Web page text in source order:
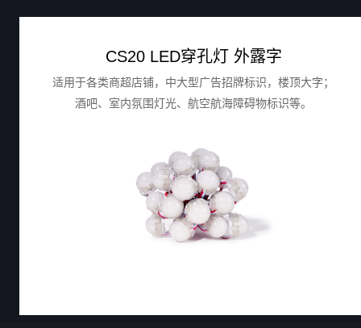
CS20 LED穿孔灯 外露字
适用于各类商超店铺，中大型广告招牌标识，楼顶大字；
酒吧、室内氛围灯光、航空航海障碍物标识等。